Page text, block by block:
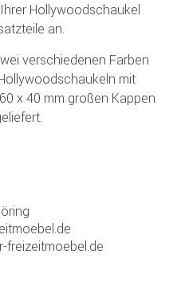
Hollywoodschaukel
an.
verschiedenen Farben
mit
x 40 mm großen Kappen
freizeitmoebel.de